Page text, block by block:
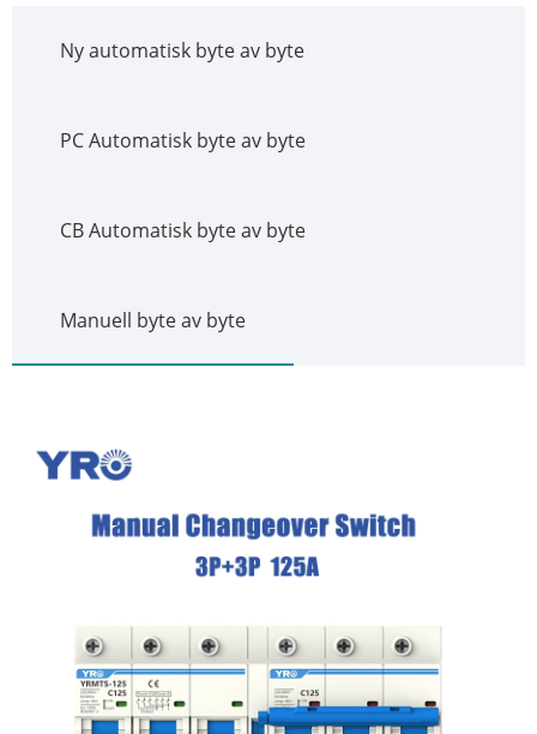
Ny automatisk byte av byte
PC Automatisk byte av byte
CB Automatisk byte av byte
Manuell byte av byte